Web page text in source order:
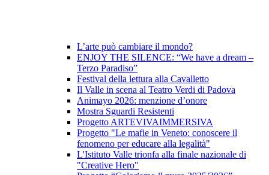
L’arte può cambiare il mondo?
ENJOY THE SILENCE: “We have a dream –
Terzo Paradiso”
Festival della lettura alla Cavalletto
Il Valle in scena al Teatro Verdi di Padova
Animayo 2026: menzione d’onore
Mostra Sguardi Resistenti
Progetto ARTEVIVAIMMERSIVA
Progetto "Le mafie in Veneto: conoscere il
fenomeno per educare alla legalità"
L'Istituto Valle trionfa alla finale nazionale di
"Creative Hero"